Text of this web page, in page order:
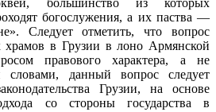
большинство из которых
богослужения, а их паства —
Следует отметить, что вопрос
храмов в Грузии в лоно Армянской
правового характера, а не
словами, данный вопрос следует
Грузии, на основе
со стороны государства в